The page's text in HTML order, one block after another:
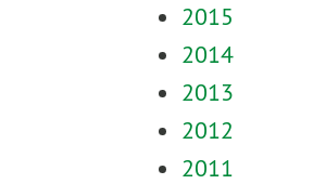
2015
2014
2013
2012
2011